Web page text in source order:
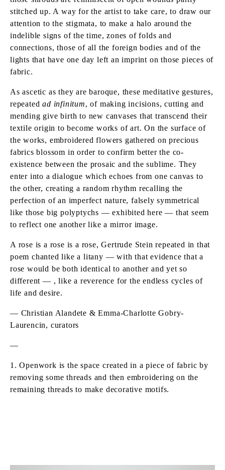
stitched up. A way for the artist to take care, to draw our
attention to the stigmata, to make a halo around the
indelible signs of the time, zones of folds and
connections, those of all the foreign bodies and of the
lights that have one day left an imprint on those pieces of
fabric.
As ascetic as they are baroque, these meditative gestures,
repeatedad infinitum, of making incisions, cutting and
mending give birth to new canvases that transcend their
textile origin to become works of art. On the surface of
the works, embroidered flowers gathered on precious
fabrics blossom in order to confirm better the co-
existence between the prosaic and the sublime. They
enter into a dialogue which echoes from one canvas to
the other, creating a random rhythm recalling the
perfection of an imperfect nature, falsely symmetrical
like those big polyptychs — exhibited here — that seem
to reflect one another like a mirror image.
A rose is a rose is a rose, Gertrude Stein repeated in that
poem chanted like a litany — with that evidence that a
rose would be both identical to another and yet so
different — , like a reverence for the endless cycles of
life and desire.
— Christian Alandete & Emma-Charlotte Gobry-
Laurencin, curators
—
1. Openwork is the space created in a piece of fabric by
removing some threads and then embroidering on the
remaining threads to make decorative motifs.